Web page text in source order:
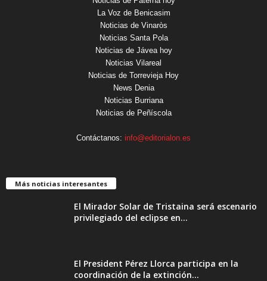
La Voz de Benicasim
Noticias de Vinaròs
Noticias Santa Pola
Noticias de Jávea hoy
Noticias Vilareal
Noticias de Torrevieja Hoy
News Denia
Noticias Burriana
Noticias de Peñíscola
Contáctanos: info@editorialon.es
Más noticias interesantes
El Mirador Solar de Tristaina será escenario
privilegiado del eclipse en...
El President Pérez Llorca participa en la
coordinación de la extinción...